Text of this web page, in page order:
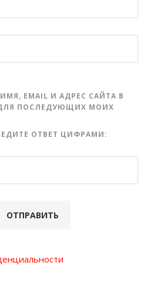
EMAIL И АДРЕС САЙТА В
ПОСЛЕДУЮЩИХ МОИХ
ОТВЕТ ЦИФРАМИ: